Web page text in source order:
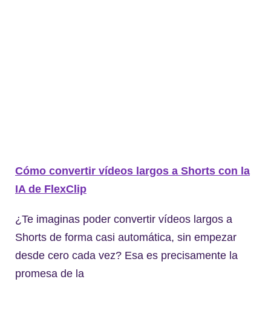
Cómo convertir vídeos largos a Shorts con la
IA de FlexClip
¿Te imaginas poder convertir vídeos largos a
Shorts de forma casi automática, sin empezar
desde cero cada vez? Esa es precisamente la
promesa de la